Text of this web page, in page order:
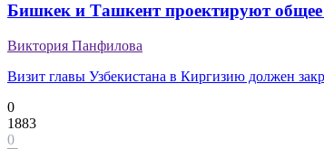
Бишкек и Ташкент проектируют общее
Виктория Панфилова
Визит главы Узбекистана в Киргизию должен
0
1883
0